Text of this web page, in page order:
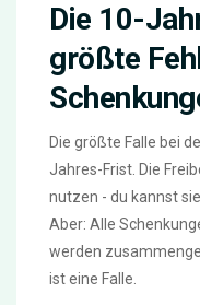
Die 10-
größte
Die größte Falle bei
Jahres-Frist. Die
nutzen - du kannst
Aber: Alle
werden
ist eine Falle.